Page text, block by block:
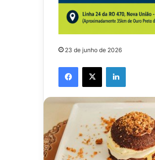
23 de junho de 2026
Facebook
X Linkedin